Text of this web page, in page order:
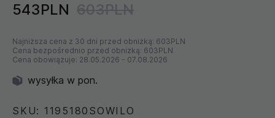
543PLN 603PLN
Najniższa cena z 30 dni przed obniżką: 603PLN
Cena bezpośrednio przed obniżką: 603PLN
Cena obowiązuje: 28.05.2026 - 07.08.2026
wysyłka w pon.
SKU: 1195180SOWILO